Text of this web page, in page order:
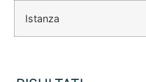
Istanza